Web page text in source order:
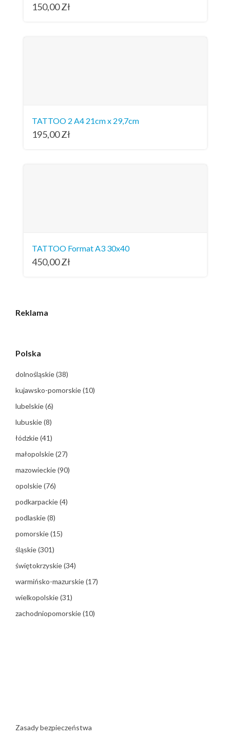
150,00Zł
TATTOO 2 A4 21cm x 29,7cm
195,00Zł
TATTOO Format A3 30x40
450,00Zł
Reklama
Polska
dolnośląskie(38)
kujawsko-pomorskie(10)
lubelskie(6)
lubuskie(8)
łódzkie(41)
małopolskie(27)
mazowieckie(90)
opolskie(76)
podkarpackie(4)
podlaskie(8)
pomorskie(15)
śląskie(301)
świętokrzyskie(34)
warmińsko-mazurskie(17)
wielkopolskie(31)
zachodniopomorskie(10)
Zasady bezpieczeństwa